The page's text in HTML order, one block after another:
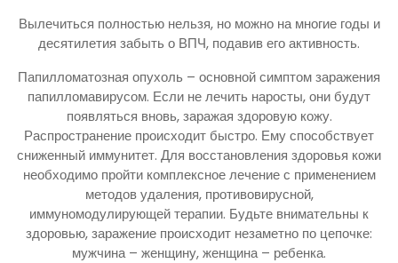
Вылечиться полностью нельзя, но можно на многие годы и
десятилетия забыть о ВПЧ, подавив его активность.
Папилломатозная опухоль – основной симптом заражения
папилломавирусом. Если не лечить наросты, они будут
появляться вновь, заражая здоровую кожу.
Распространение происходит быстро. Ему способствует
сниженный иммунитет. Для восстановления здоровья кожи
необходимо пройти комплексное лечение с применением
методов удаления, противовирусной,
иммуномодулирующей терапии. Будьте внимательны к
здоровью, заражение происходит незаметно по цепочке:
мужчина – женщину, женщина – ребенка.